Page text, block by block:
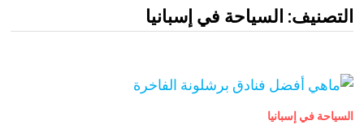
التصنيف: السياحة في إسبانيا
السياحة في إسبانيا